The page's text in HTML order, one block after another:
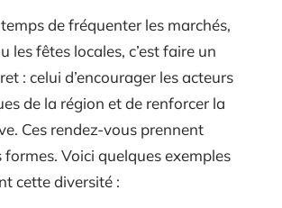
de fréquenter les marchés,
les fêtes locales, c’est faire un
: celui d’encourager les acteurs
de la région et de renforcer la
Ces rendez-vous prennent
Voici quelques exemples
cette diversité :